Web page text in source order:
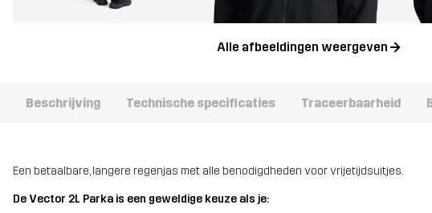
Alle afbeeldingen weergeven
Beschrijving Technische specificaties Traceerbaarheid
Een betaalbare, langere regenjas met alle benodigdheden voor vrijetijdsuitjes.
De Vector 2L Parka is een geweldige keuze als je: